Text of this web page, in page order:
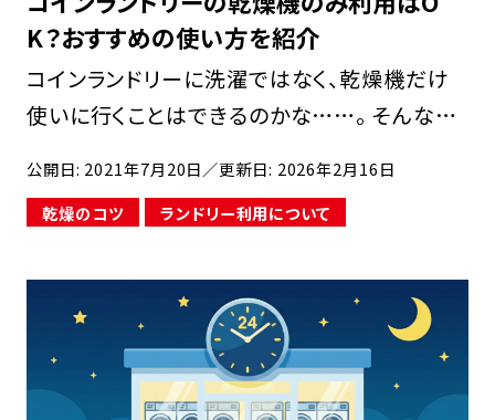
K？おすすめの使い方を紹介
コインランドリーに洗濯ではなく、乾燥機だけ
使いに行くことはできるのかな……。 そんな疑
いいますと、コインランドリーでの乾燥機のみの
使用はOK。 […]
公開日: 2021年7月20日／更新日: 2026年2月16日
乾燥のコツ
ランドリー利用について